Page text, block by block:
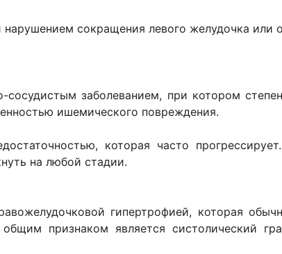
нарушением сокращения левого желудочка или
заболеванием, при котором
ишемического повреждения.
которая часто
на любой стадии.
гипертрофией, которая
признаком является систолический